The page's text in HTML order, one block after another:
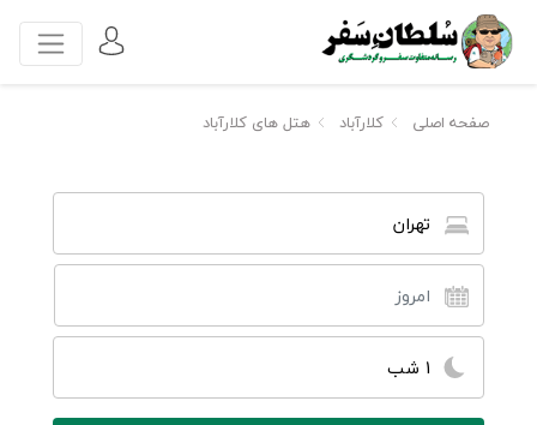
صفحه اصلی کلارآباد هتل های کلارآباد
تهران
1 شب